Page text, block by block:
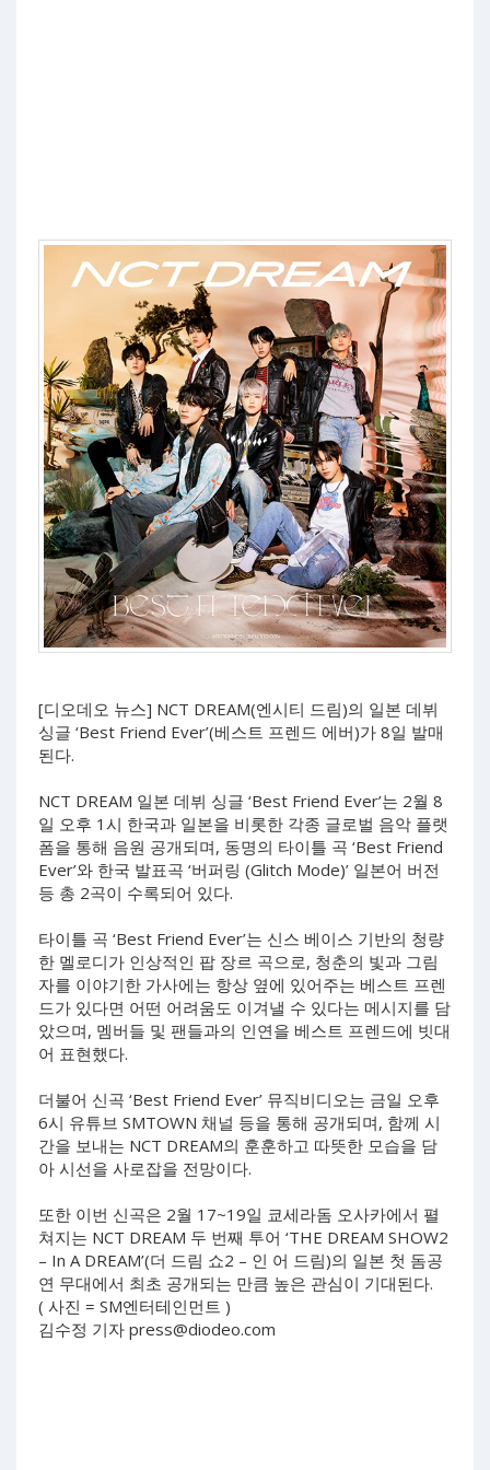
[디오데오 뉴스] NCT DREAM(엔시티 드림)의 일본 데뷔
싱글 ‘Best Friend Ever’(베스트 프렌드 에버)가 8일 발매
된다.
NCT DREAM 일본 데뷔 싱글 ‘Best Friend Ever’는 2월 8
일 오후 1시 한국과 일본을 비롯한 각종 글로벌 음악 플랫
폼을 통해 음원 공개되며, 동명의 타이틀 곡 ‘Best Friend
Ever’와 한국 발표곡 ‘버퍼링 (Glitch Mode)’ 일본어 버전
등 총 2곡이 수록되어 있다.
타이틀 곡 ‘Best Friend Ever’는 신스 베이스 기반의 청량
한 멜로디가 인상적인 팝 장르 곡으로, 청춘의 빛과 그림
자를 이야기한 가사에는 항상 옆에 있어주는 베스트 프렌
드가 있다면 어떤 어려움도 이겨낼 수 있다는 메시지를 담
았으며, 멤버들 및 팬들과의 인연을 베스트 프렌드에 빗대
어 표현했다.
더불어 신곡 ‘Best Friend Ever’ 뮤직비디오는 금일 오후
6시 유튜브 SMTOWN 채널 등을 통해 공개되며, 함께 시
간을 보내는 NCT DREAM의 훈훈하고 따뜻한 모습을 담
아 시선을 사로잡을 전망이다.
또한 이번 신곡은 2월 17~19일 쿄세라돔 오사카에서 펼
쳐지는 NCT DREAM 두 번째 투어 ‘THE DREAM SHOW2
– In A DREAM’(더 드림 쇼2 – 인 어 드림)의 일본 첫 돔공
연 무대에서 최초 공개되는 만큼 높은 관심이 기대된다.
( 사진 = SM엔터테인먼트 )
김수정 기자 press@diodeo.com